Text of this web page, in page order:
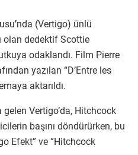
(Vertigo) ünlü
olan dedektif Scottie
odaklandı. Film Pierre
yazılan “D’Entre les
aktarıldı.
Vertigo’da, Hitchcock
başını döndürürken, bu
Efekt” ve “Hitchcock